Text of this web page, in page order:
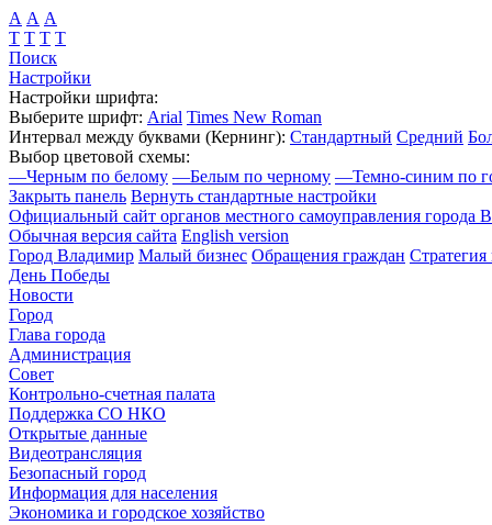
А А А
Т Т Т Т
Поиск
Настройки
Настройки шрифта:
Выберите шрифт: Arial Times New Roman
Интервал между буквами (Кернинг): Стандартный Средний
Выбор цветовой схемы:
—Черным по белому —Белым по черному —Темно-синим по
Закрыть панель Вернуть стандартные настройки
Официальный сайт органов местного самоуправления города
Обычная версия сайта English version
Город Владимир Малый бизнес Обращения граждан Стратегия
День Победы
Новости
Город
Глава города
Администрация
Совет
Контрольно-счетная палата
Поддержка СО НКО
Открытые данные
Видеотрансляция
Безопасный город
Информация для населения
Экономика и городское хозяйство